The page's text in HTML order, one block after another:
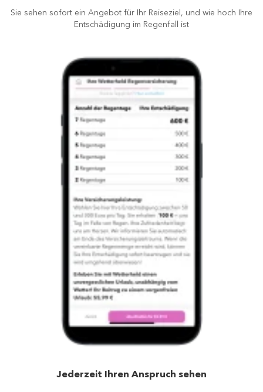
Sie sehen sofort ein Angebot für Ihr Reiseziel, und wie hoch Ihre
Entschädigung im Regenfall ist
Jederzeit Ihren Anspruch sehen